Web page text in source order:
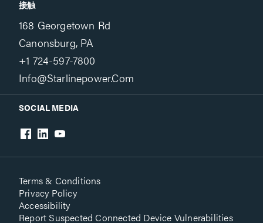
接触
168 Georgetown Rd
Canonsburg, PA
+1 724-597-7800
Info@starlinepower.com
SOCIAL MEDIA
Terms & Conditions
Privacy Policy
Accessibility
Report Suspected Connected Device Vulnerabilities